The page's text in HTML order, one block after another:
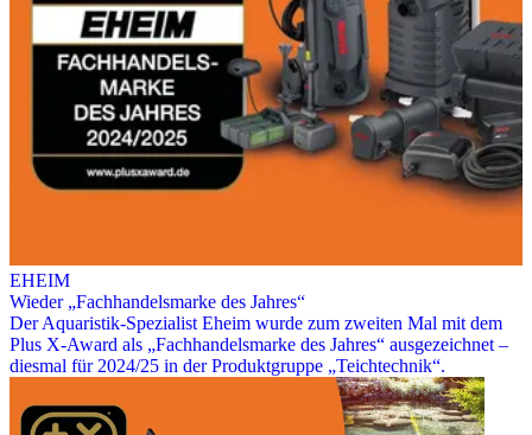
EHEIM
Wieder „Fachhandelsmarke des Jahres“
Der Aquaristik-Spezialist Eheim wurde zum zweiten Mal mit dem
Plus X-Award als „Fachhandelsmarke des Jahres“ ausgezeichnet –
diesmal für 2024/25 in der Produktgruppe „Teichtechnik“.